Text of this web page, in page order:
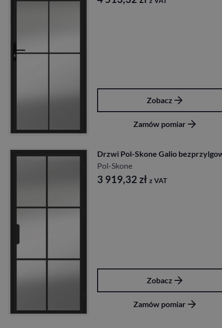
Zobacz
Zamów pomiar
Drzwi Pol-Skone Galio
Pol-Skone
3 919,32 zł z VAT
Zobacz
Zamów pomiar